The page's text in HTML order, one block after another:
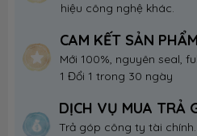
hiệu công nghệ khác.
CAM KẾT SẢN PHẨM
Mới 100%, nguyên seal,
1 Đổi 1 trong 30 ngày
DỊCH VỤ MUA TRẢ
Trả góp công ty tài chính.